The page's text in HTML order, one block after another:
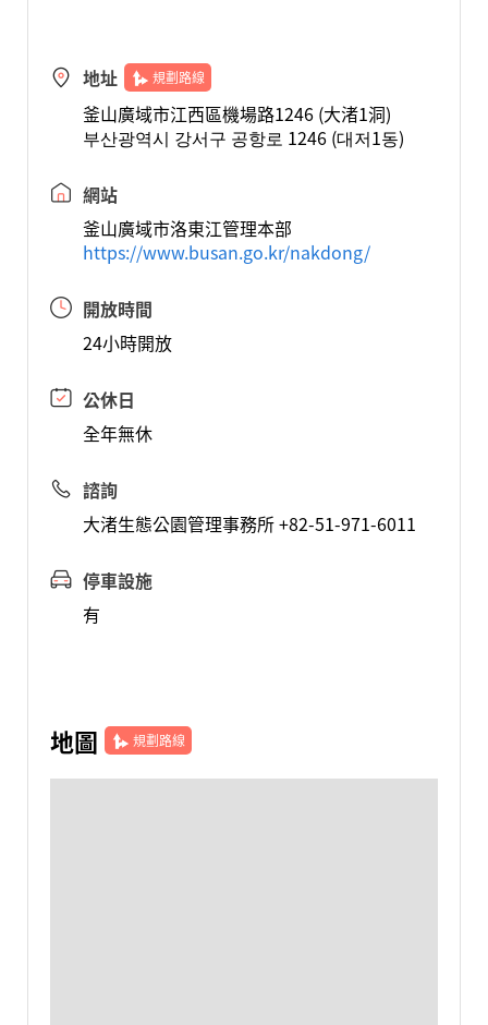
地址 規劃路線
釜山廣域市江西區機場路1246 (大渚1洞)
부산광역시 강서구 공항로 1246 (대저1동)
網站
釜山廣域市洛東江管理本部
https://www.busan.go.kr/nakdong/
開放時間
24小時開放
公休日
全年無休
諮詢
大渚生態公園管理事務所 +82-51-971-6011
停車設施
有
地圖 規劃路線